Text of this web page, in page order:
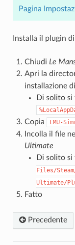
Pagina
Installa il plugin
Chiudi Le
Apri la
installazione di
Di solito si
Copia LMU-
Incolla il file
Ultimate
Di solito si
Files/
Ultimate/
Fatto
Precedente